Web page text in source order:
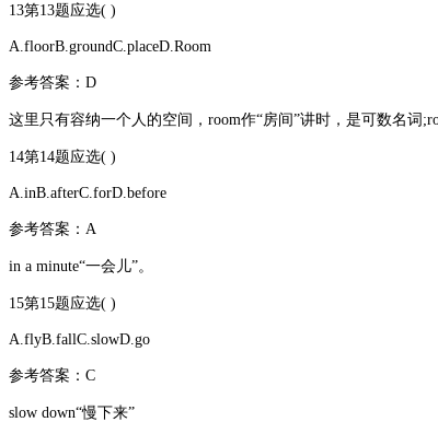
13第13题应选( )
A.floorB.groundC.placeD.Room
参考答案：D
这里只有容纳一个人的空间，room作“房间”讲时，是可数名词
14第14题应选( )
A.inB.afterC.forD.before
参考答案：A
in a minute“一会儿”。
15第15题应选( )
A.flyB.fallC.slowD.go
参考答案：C
slow down“慢下来”